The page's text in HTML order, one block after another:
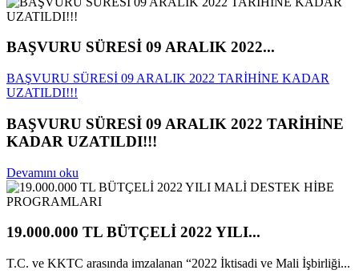
BAŞVURU SÜRESİ 09 ARALIK 2022...
BAŞVURU SÜRESİ 09 ARALIK 2022 TARİHİNE KADAR
UZATILDI!!!
BAŞVURU SÜRESİ 09 ARALIK 2022 TARİHİNE
KADAR UZATILDI!!!
Devamını oku
19.000.000 TL BÜTÇELİ 2022 YILI...
T.C. ve KKTC arasında imzalanan “2022 İktisadi ve Mali İşbirliği...